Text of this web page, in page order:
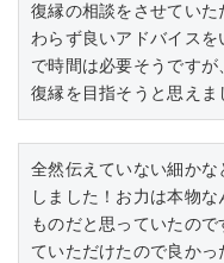
復縁の相談をさせてい
わらず良いアドバイス
で時間は必要そうです
復縁を目指そうと思えま
全然伝えていない細かな
しました！お力は本物
ものだと思っていたの
ていただけたので良かっ